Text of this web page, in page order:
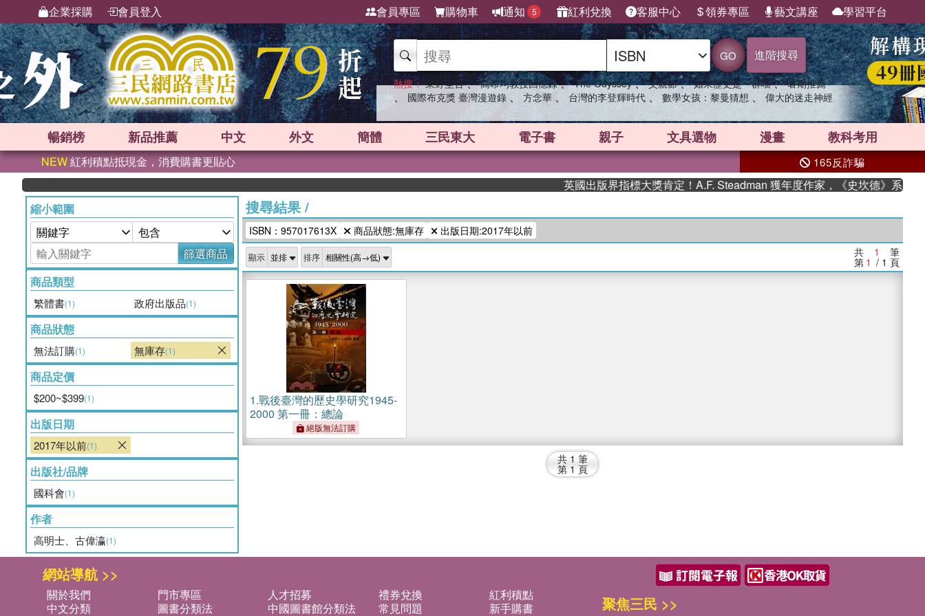
企業採購 會員登入 會員專區 購物車 通知 5 紅利兌換 客服中心 領券專區 藝文講座 學習平台
GO 進階搜尋
熱搜： 東野圭吾 、 高希均教授回憶錄 、 The Odyssey 、 父親節 、 如果歷史是一群喵 、 暑期推薦
、 國際布克獎 臺灣漫遊錄 、 方念華 、 台灣的李登輝時代 、 數學女孩：黎曼猜想 、 偉大的迷走神經
暢銷榜 新品推薦 中文 外文 簡體 三民東大 電子書 親子 文具選物 漫畫 教科考用
NEW紅利積點抵現金，消費購書更貼心 165反詐騙
英國出版界指標大獎肯定！A.F. Steadman 獲年度作家，《史坎德》系列帶
縮小範圍
篩選商品
商品類型
繁體書(1) 政府出版品(1)
商品狀態
無法訂購(1) 無庫存(1)
商品定價
$200~$399(1)
出版日期
2017年以前(1)
出版社/品牌
國科會(1)
作者
高明士、古偉瀛(1)
搜尋結果/
ISBN：957017613X 商品狀態:無庫存 出版日期:2017年以前
顯示 排序 共 1 筆
第 1 / 1 頁
1.戰後臺灣的歷史學研究1945-
2000 第一冊：總論
絕版無法訂購
共 1 筆
第 1 頁
網站導航 >>
關於我們 門市專區 人才招募 禮券兌換
紅利積點
中文分類
圖書分類法 中國圖書館分類法 常見問題
新手購書
聚焦三民 >>